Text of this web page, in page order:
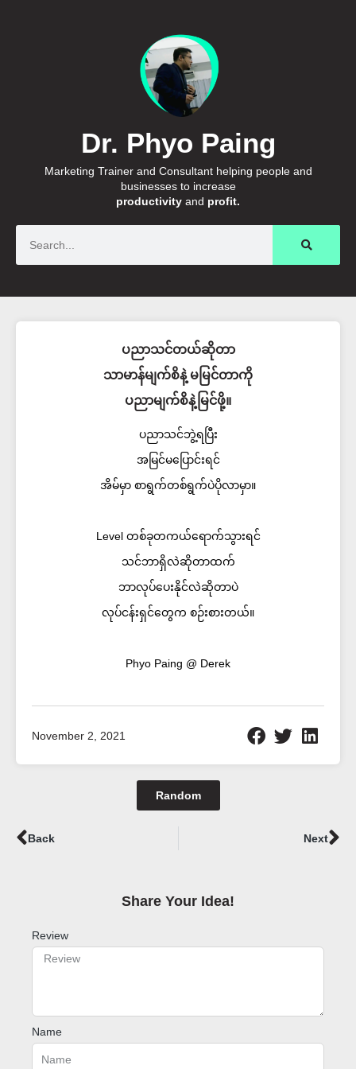
Dr. Phyo Paing
Marketing Trainer and Consultant helping people and
businesses to increase
productivity and profit.
ပညာသင်တယ်ဆိုတာ
သာမာန်မျက်စိနဲ့ မမြင်တာကို
ပညာမျက်စိနဲ့မြင်ဖို့။
ပညာသင်ဘွဲ့ရပြီး
အမြင်မပြောင်းရင်
အိမ်မှာ စာရွက်တစ်ရွက်ပဲပိုလာမှာ။
Level တစ်ခုတကယ်ရောက်သွားရင်
သင်ဘာရှိလဲဆိုတာထက်
ဘာလုပ်ပေးနိုင်လဲဆိုတာပဲ
လုပ်ငန်းရှင်တွေက စဉ်းစားတယ်။
Phyo Paing @ Derek
November 2, 2021
Random
Prev
Back Next
Share Your Idea!​
Review
Name